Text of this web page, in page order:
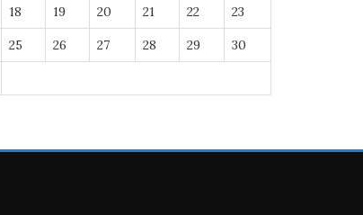
18 19 20 21 22 23
25 26 27 28 29 30